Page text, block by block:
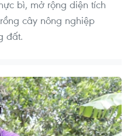
bì, mở rộng diện tích
cây nông nghiệp
đất.
Mentions